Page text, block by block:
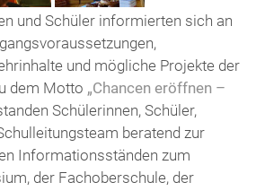
Jahrgang
Verpflegung.
Diskussionen
im
ganzen
Haus.
und Schüler informierten sich an
und mögliche Projekte der
dem Motto „Chancen eröffnen –
Schülerinnen, Schüler,
beratend zur
Informationsständen zum
der Fachoberschule, der